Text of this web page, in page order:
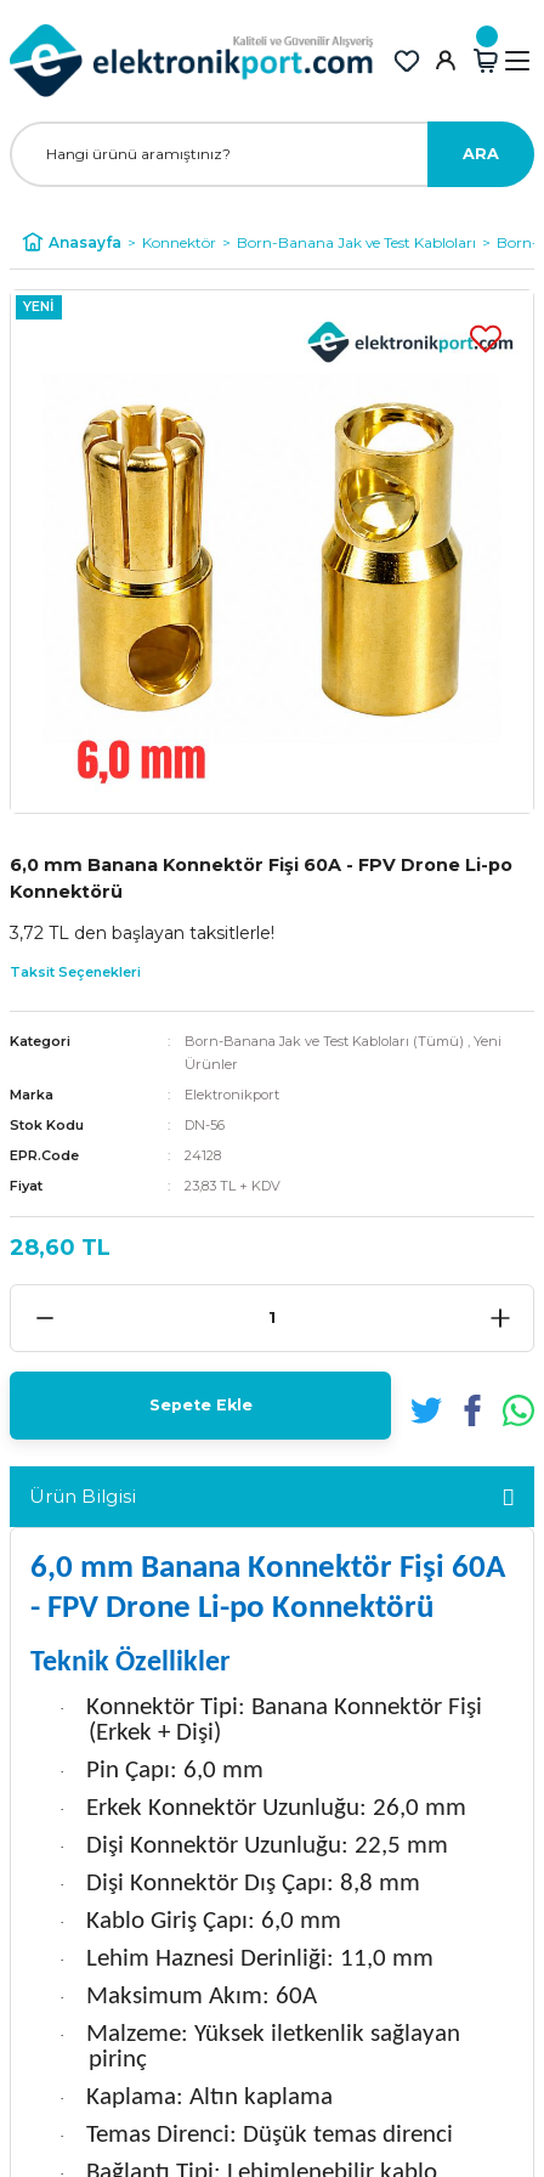
ARA
Anasayfa Konnektör Born-Banana Jak ve Test Kabloları Born-
YENİ
6,0 mm Banana Konnektör Fişi 60A - FPV Drone Li-po
Konnektörü
3,72 TL den başlayan taksitlerle!
Taksit Seçenekleri
Kategori Born-Banana Jak ve Test Kabloları (Tümü) , Yeni
Ürünler
Marka
Elektronikport
Stok Kodu
DN-56
EPR.Code
24128
Fiyat
23,83 TL + KDV
28,60 TL
Sepete Ekle
Ürün Bilgisi
6,0 mm Banana Konnektör Fişi 60A
- FPV Drone Li-po Konnektörü
Teknik Özellikler
·
Konnektör Tipi: Banana Konnektör Fişi
(Erkek + Dişi)
· Pin Çapı: 6,0 mm
· Erkek Konnektör Uzunluğu: 26,0 mm
· Dişi Konnektör Uzunluğu: 22,5 mm
· Dişi Konnektör Dış Çapı: 8,8 mm
· Kablo Giriş Çapı: 6,0 mm
· Lehim Haznesi Derinliği: 11,0 mm
· Maksimum Akım: 60A
·
Malzeme: Yüksek iletkenlik sağlayan
pirinç
· Kaplama: Altın kaplama
· Temas Direnci: Düşük temas direnci